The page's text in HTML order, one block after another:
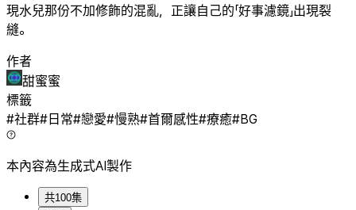
現水兒那份不加修飾的混亂，正讓自己的「好事濾鏡」出現裂
縫。
作者
甜蜜蜜
標籤
#社群# 日常#戀愛#慢熟#首爾感性#療癒#BG
本內容為生成式AI製作
共100集